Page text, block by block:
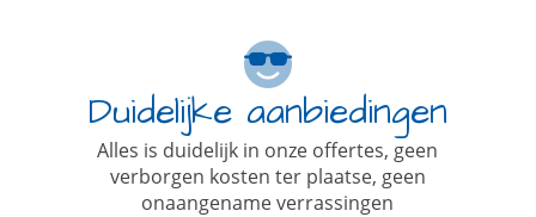
Duidelijke aanbiedingen
Alles is duidelijk in onze offertes, geen
verborgen kosten ter plaatse, geen
onaangename verrassingen